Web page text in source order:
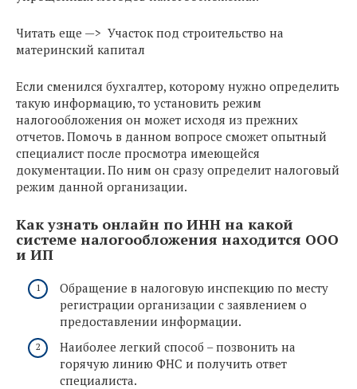
Читать еще —> Участок под строительство на
материнский капитал
Если сменился бухгалтер, которому нужно определить
такую информацию, то установить режим
налогообложения он может исходя из прежних
отчетов. Помочь в данном вопросе сможет опытный
специалист после просмотра имеющейся
документации. По ним он сразу определит налоговый
режим данной организации.
Как узнать онлайн по ИНН на какой
системе налогообложения находится ООО
и ИП
Обращение в налоговую инспекцию по месту
регистрации организации с заявлением о
предоставлении информации.
Наиболее легкий способ – позвонить на
горячую линию ФНС и получить ответ
специалиста.